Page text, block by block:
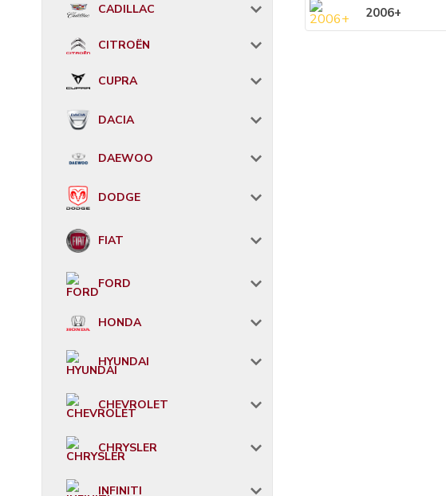
CADILLAC
CITROËN
CUPRA
DACIA
DAEWOO
DODGE
FIAT
FORD
HONDA
HYUNDAI
CHEVROLET
CHRYSLER
INFINITI
2006+